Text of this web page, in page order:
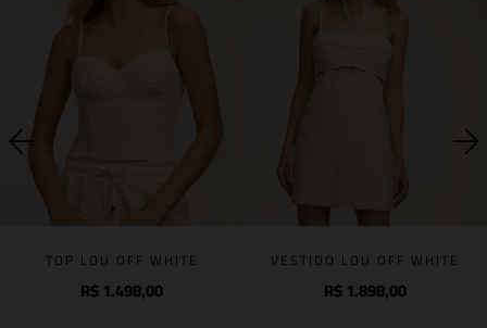
TOP LOU OFF WHITE
R$1.498,00
VESTIDO LOU OFF WHITE
R$1.898,00